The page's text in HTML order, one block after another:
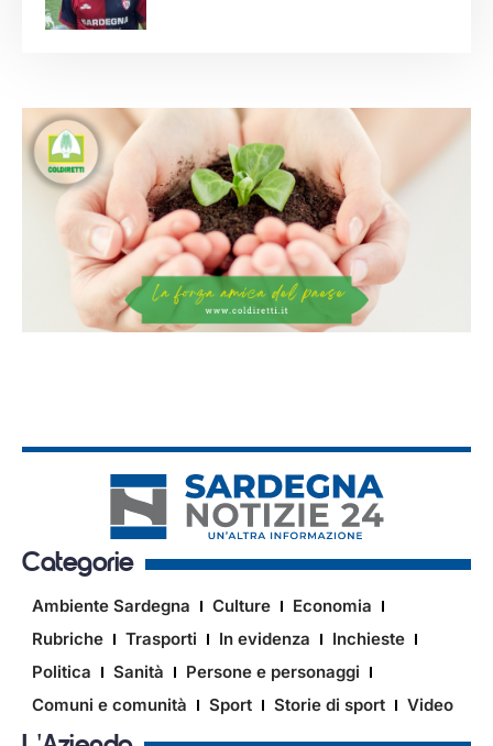
Categorie
Ambiente Sardegna Culture
Economia
Rubriche
Trasporti In evidenza
Inchieste
Politica
Sanità
Persone e personaggi
Comuni e comunità
Sport Storie di sport Video